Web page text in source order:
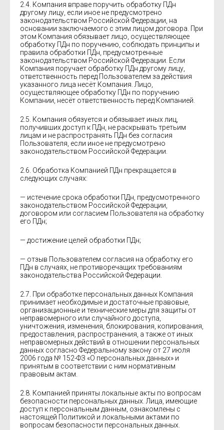
2.4. Компания вправе поручить обработку ПДн
другому лицу, если иное не предусмотрено
законодательством Российской Федерации, на
основании заключаемого с этим лицом договора. При
этом Компания обязывает лицо, осуществляющее
обработку ПДн по поручению, соблюдать принципы и
правила обработки ПДн, предусмотренные
законодательством Российской Федерации. Если
Компания поручает обработку ПДн другому лицу,
ответственность перед Пользователем за действия
указанного лица несёт Компания. Лицо,
осуществляющее обработку ПДн по поручению
Компании, несёт ответственность перед Компанией.
2.5. Компания обязуется и обязывает иных лиц,
получивших доступ к ПДн, не раскрывать третьим
лицам и не распространять ПДн без согласия
Пользователя, если иное не предусмотрено
законодательством Российской Федерации.
2.6. Обработка Компанией ПДн прекращается в
следующих случаях:
— истечение срока обработки ПДн, предусмотренного
законодательством Российской Федерации,
договором или согласием Пользователя на обработку
его ПДн;
— достижение целей обработки ПДн;
— отзыв Пользователем согласия на обработку его
ПДн в случаях, не противоречащих требованиям
законодательства Российской Федерации.
2.7. При обработке персональных данных Компания
принимает необходимые и достаточные правовые,
организационные и технические меры для защиты от
неправомерного или случайного доступа,
уничтожения, изменения, блокирования, копирования,
предоставления, распространения, а также от иных
неправомерных действий в отношении персональных
данных согласно Федеральному закону от 27 июля
2006 года № 152-ФЗ «О персональных данных» и
принятым в соответствии с ним нормативным
правовым актам.
2.8. Компанией приняты локальные акты по вопросам
безопасности персональных данных. Лица, имеющие
доступ к персональным данным, ознакомлены с
настоящей Политикой и локальными актами по
вопросам безопасности персональных данных.